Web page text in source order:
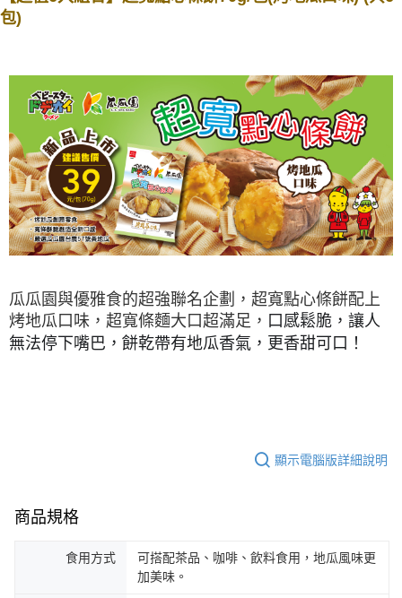
購買商品的店家。未經商家同意取消之訂單仍視為有效，需透過AFTEE先享
客戶支援中心」https://netprotections.freshdesk.com/support/home
【注意事項】
１．透過由恩沛科技股份有限公司提供之「AFTEE先享後付」服務完成之交
易，需依本服務之必要範圍內提供個人資料，並將交易相關給付款項請求債
權轉讓予恩沛科技股份有限公司。
２．關於個人資料處理事宜，請瀏覽以下網址：
https://aftee.tw/terms/#terms3
３．未成年的使用者請事先徵得法定代理人或監護人之同意方可使用
「AFTEE先享後付」，若未經同意申辦者引起之損失，本公司不負相關責
任。
４．使用「AFTEE先享後付」時，將依據個別帳號之用戶狀況，依本公司即
５．嚴禁一人註冊多個帳號或使用他人資訊註冊。若發現惡意使用之情形，
恩沛科技股份有限公司將有權停止該用戶之使用額度並採取法律行動。
宅配到府(常溫)
常溫貨到付款
每筆NT$120，滿NT$1,500(含以上)免運費
包)
瓜瓜園與優雅食的超強聯名企劃，超寬點心條餅配上
烤地瓜口味，超寬條麵大口超滿足， 口感鬆脆，讓人
無法停下嘴巴， 餅乾帶有地瓜香氣，更香甜可口！
顯示電腦版詳細說明
商品規格
食用方式
可搭配茶品、咖啡、飲料食用，地瓜風味更
加美味。